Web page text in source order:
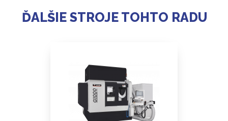
ĎALŠIE STROJE TOHTO RADU